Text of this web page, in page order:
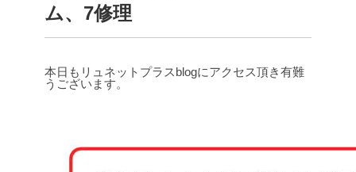
ム、7修理
本日もリュネットプラスblogにアクセス頂き有難
うございます。